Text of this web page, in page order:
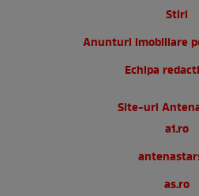
Stiri
Anunturi imobiliare
Echipa
Site-uri
a1.ro
as.ro